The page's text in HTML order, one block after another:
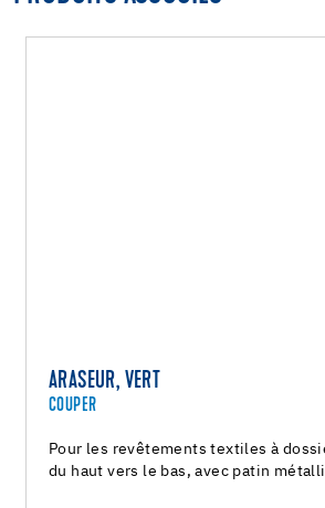
ARASEUR, VERT
COUPER
Pour les revêtements textiles à
du haut vers le bas, avec patin